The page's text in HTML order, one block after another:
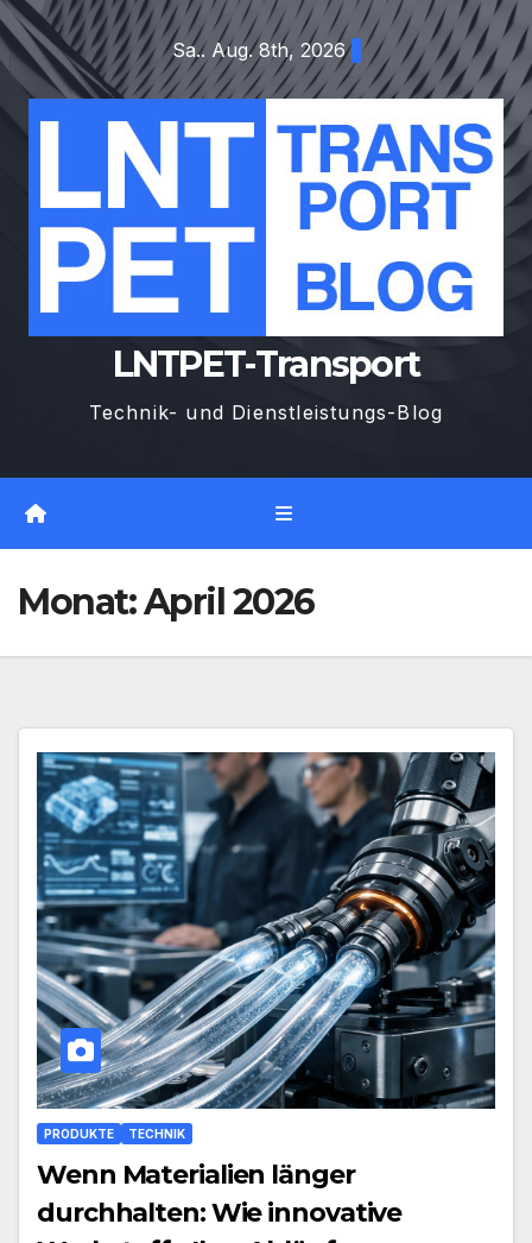
Zum
Inhalt
springen
Sa.. Aug. 8th, 2026
LNTPET-Transport
Technik- und Dienstleistungs-Blog
Monat:April 2026
PRODUKTE TECHNIK
Wenn Materialien länger
durchhalten: Wie innovative